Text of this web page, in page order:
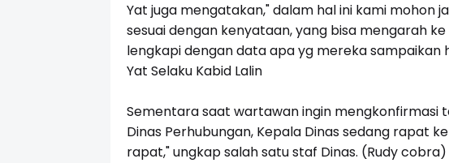
Yat juga mengatakan," dalam hal ini kami mohon
sesuai dengan kenyataan, yang bisa mengarah
lengkapi dengan data apa yg mereka sampaikan
Yat Selaku Kabid Lalin
Sementara saat wartawan ingin mengkonfirmasi
Dinas Perhubungan, Kepala Dinas sedang rapat
rapat," ungkap salah satu staf Dinas. (Rudy cobra)